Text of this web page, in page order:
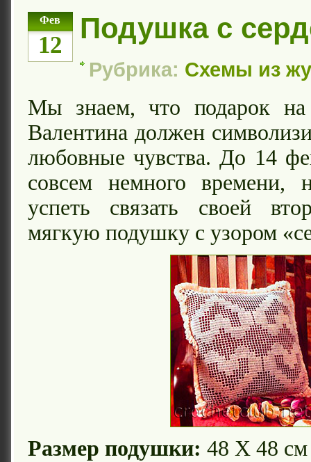
Фев
12
Подушка с
Рубрика: Схемы из
Мы знаем, что подарок на
Валентина должен
любовные чувства. До 14
совсем немного
успеть связать своей
мягкую подушку с узором
Размер подушки: 48 Х 48 см